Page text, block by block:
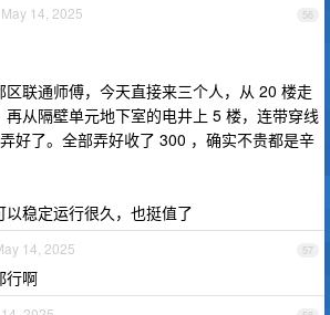
56
May 14, 2025
区联通师傅，今天直接来三个人，从 20 楼走
再从隔壁单元地下室的电井上 5 楼，连带穿线
好了。全部弄好收了 300 ，确实不贵都是辛
稳定运行很久，也挺值了
57
14, 2025
行啊